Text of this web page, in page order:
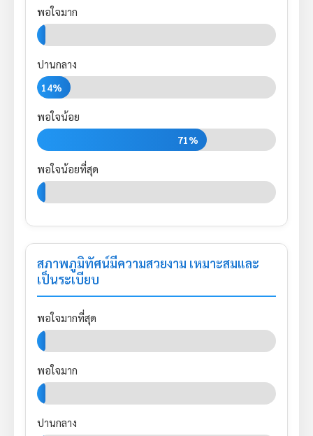
พอใจมาก
ปานกลาง
14%
พอใจน้อย
71%
พอใจน้อยที่สุด
สภาพภูมิทัศน์มีความสวยงาม เหมาะสมและ
เป็นระเบียบ
พอใจมากที่สุด
พอใจมาก
ปานกลาง